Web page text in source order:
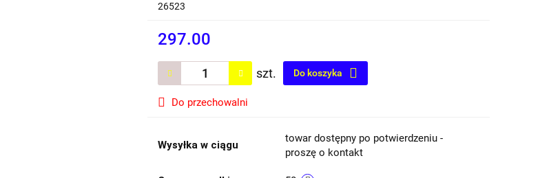
26523
297.00
szt. Do koszyka
Do przechowalni
Wysyłka w ciągu
towar dostępny po potwierdzeniu -
proszę o kontakt